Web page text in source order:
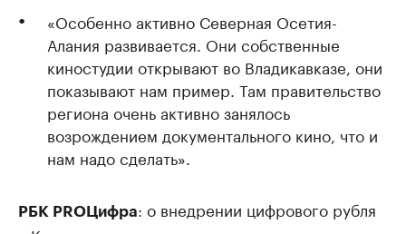
«Особенно активно Северная Осетия-
Алания развивается. Они собственные
киностудии открывают во Владикавказе, они
показывают нам пример. Там правительство
региона очень активно занялось
возрождением документального кино, что и
нам надо сделать».
РБК PROЦифра: о внедрении цифрового рубля